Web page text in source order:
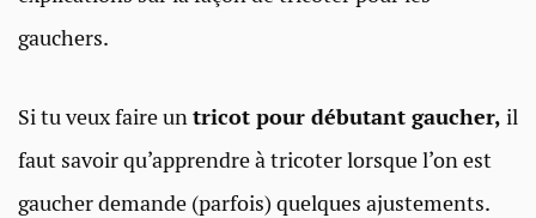
gauchers.
Si tu veux faire un tricot pour débutant gaucher, il
faut savoir qu’apprendre à tricoter lorsque l’on est
gaucher demande (parfois) quelques ajustements.